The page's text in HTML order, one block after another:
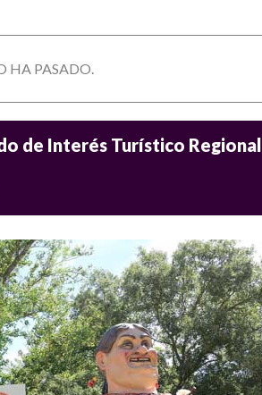
HA PASADO.
de Interés Turístico Regional